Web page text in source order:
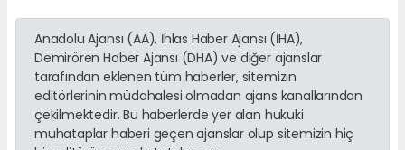
Anadolu Ajansı (AA), İhlas Haber Ajansı (İHA),
Demirören Haber Ajansı (DHA) ve diğer ajanslar
tarafından eklenen tüm haberler, sitemizin
editörlerinin müdahalesi olmadan ajans kanallarından
çekilmektedir. Bu haberlerde yer alan hukuki
muhataplar haberi geçen ajanslar olup sitemizin hiç